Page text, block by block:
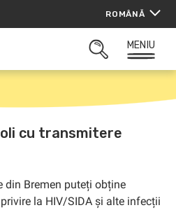
ROMÂNĂ
CĂUTARE
MENIU
cu transmitere
din Bremen puteți obține
la HIV/SIDA și alte infecții